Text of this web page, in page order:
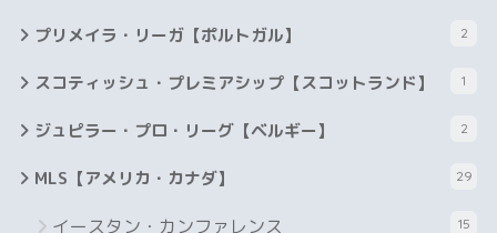
プリメイラ・リーガ【ポルトガル】 2
スコティッシュ・プレミアシップ【スコットランド】 1
ジュピラー・プロ・リーグ【ベルギー】 2
MLS【アメリカ・カナダ】 29
イースタン・カンファレンス 15